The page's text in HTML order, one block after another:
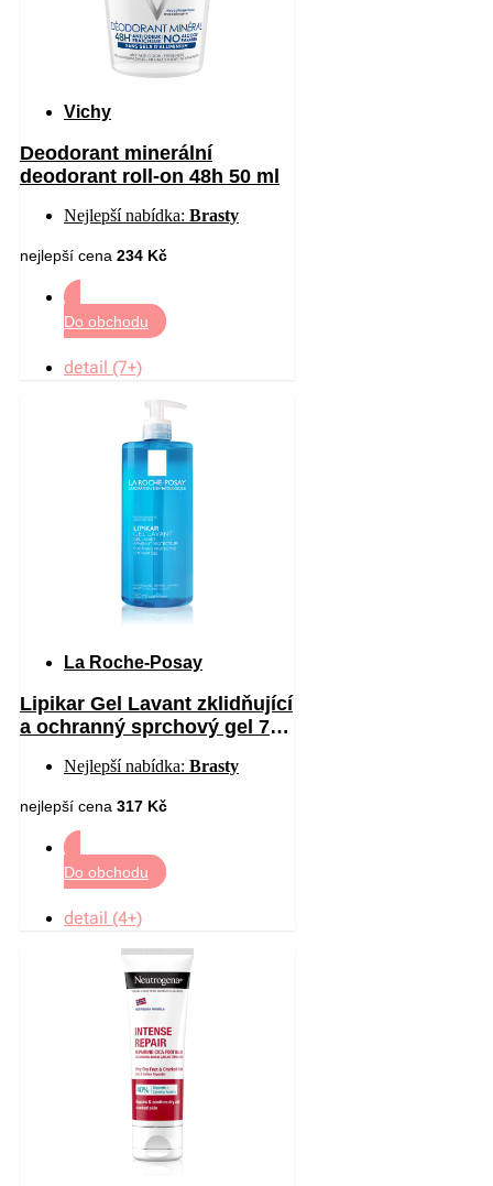
Vichy
Deodorant minerální
deodorant roll-on 48h 50 ml
Nejlepší nabídka: Brasty
nejlepší cena 234 Kč
Do obchodu
detail (7+)
La Roche-Posay
Lipikar Gel Lavant zklidňující
a ochranný sprchový gel 750
Nejlepší nabídka: Brasty
nejlepší cena 317 Kč
Do obchodu
detail (4+)